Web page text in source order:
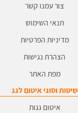
צור עמנו קשר
תנאי השימוש
מדיניות הפרטיות
הצהרת נגישות
מפת האתר
שיטות וסוגי איטום לגג
איטום גגות